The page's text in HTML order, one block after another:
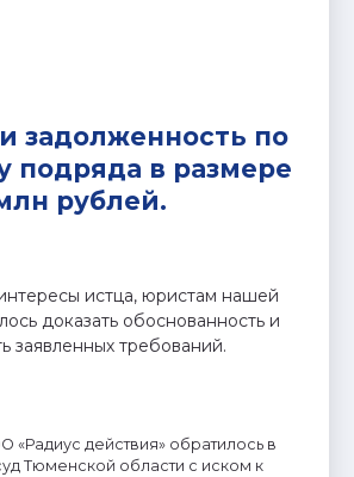
задолженность по
подряда в размере
рублей.
истца, юристам нашей
доказать обоснованность и
заявленных требований.
«Радиус действия» обратилось в
Тюменской области с иском к